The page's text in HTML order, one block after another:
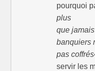
pourquoi
plus
que jamais
banquiers
pas coffrés
servir les